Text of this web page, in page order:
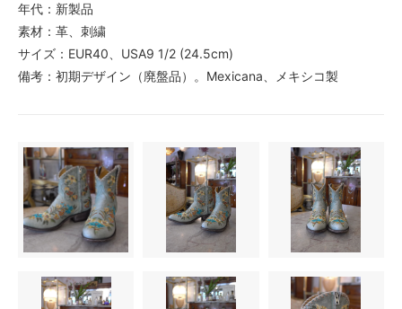
年代：新製品
素材：革、刺繍
サイズ：EUR40、USA9 1/2 (24.5cm)
備考：初期デザイン（廃盤品）。Mexicana、メキシコ製